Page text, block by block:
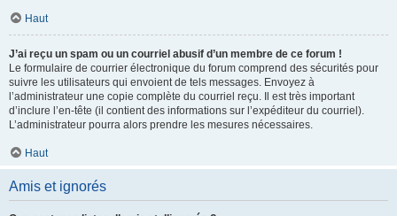
Haut
J’ai reçu un spam ou un courriel abusif d’un membre de ce forum !
Le formulaire de courrier électronique du forum comprend des sécurités pour
suivre les utilisateurs qui envoient de tels messages. Envoyez à
l’administrateur une copie complète du courriel reçu. Il est très important
d’inclure l’en-tête (il contient des informations sur l’expéditeur du courriel).
L’administrateur pourra alors prendre les mesures nécessaires.
Haut
Amis et ignorés